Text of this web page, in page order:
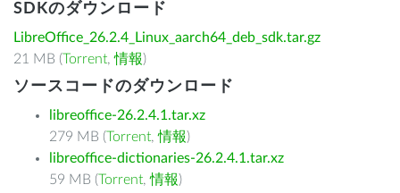
SDKのダウンロード
LibreOffice_26.2.4_Linux_aarch64_deb_sdk.tar.gz
21 MB (Torrent,情報)
ソースコードのダウンロード
libreoffice-26.2.4.1.tar.xz
279 MB (Torrent,情報)
libreoffice-dictionaries-26.2.4.1.tar.xz
59 MB (Torrent,情報)